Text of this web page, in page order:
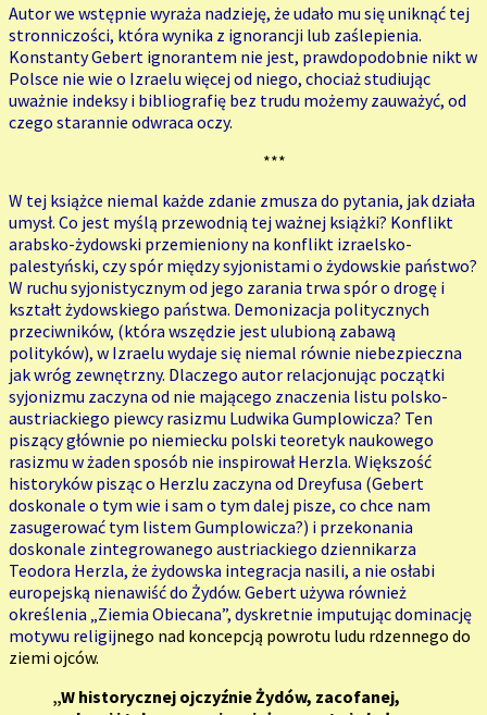
Autor we wstępnie wyraża nadzieję, że udało mu się uniknąć tej
stronniczości, która wynika z ignorancji lub zaślepienia.
Konstanty Gebert ignorantem nie jest, prawdopodobnie nikt w
Polsce nie wie o Izraelu więcej od niego, chociaż studiując
uważnie indeksy i bibliografię bez trudu możemy zauważyć, od
czego starannie odwraca oczy.
***
W tej książce niemal każde zdanie zmusza do pytania, jak działa
umysł. Co jest myślą przewodnią tej ważnej książki? Konflikt
arabsko-żydowski przemieniony na konflikt izraelsko-
palestyński, czy spór między syjonistami o żydowskie państwo?
W ruchu syjonistycznym od jego zarania trwa spór o drogę i
kształt żydowskiego państwa. Demonizacja politycznych
przeciwników, (która wszędzie jest ulubioną zabawą
polityków), w Izraelu wydaje się niemal równie niebezpieczna
jak wróg zewnętrzny. Dlaczego autor relacjonując początki
syjonizmu zaczyna od nie mającego znaczenia listu polsko-
austriackiego piewcy rasizmu Ludwika Gumplowicza? Ten
piszący głównie po niemiecku polski teoretyk naukowego
rasizmu w żaden sposób nie inspirował Herzla. Większość
historyków pisząc o Herzlu zaczyna od Dreyfusa (Gebert
doskonale o tym wie i sam o tym dalej pisze, co chce nam
zasugerować tym listem Gumplowicza?) i przekonania
doskonale zintegrowanego austriackiego dziennikarza
Teodora Herzla, że żydowska integracja nasili, a nie osłabi
europejską nienawiść do Żydów. Gebert używa również
określenia „Ziemia Obiecana”, dyskretnie imputując dominację
motywu religijnego nad koncepcją powrotu ludu rdzennego do
ziemi ojców.
„W historycznej ojczyźnie Żydów, zacofanej,